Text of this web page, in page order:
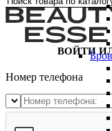
ВОЙТИ
Номер телефона